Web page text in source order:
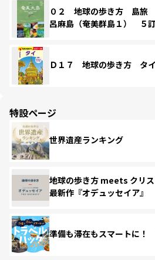
０２ 地球の歩き方 島
呂麻島（奄美群島１） ５
Ｄ１７ 地球の歩き方 タ
特設ページ
世界遺産ランキング
地球の歩き方 meets クリ
最新作『オデュッセイア』
準備も滞在もスマートに